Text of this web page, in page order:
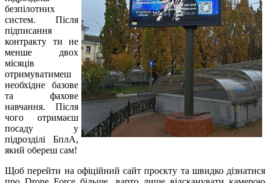
безпілотних
систем. Після
підписання
контракту ти не
менше двох
місяців
отримуватимеш
необхідне базове
та фахове
навчання. Після
чого отримаєш
посаду у
підрозділі БплА,
який обереш сам!
Щоб перейти на офіційний сайт проєкту та швидко дізнатися